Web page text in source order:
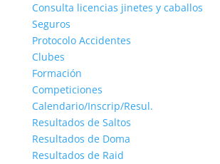
Consulta licencias jinetes y caballos
Seguros
Protocolo Accidentes
Clubes
Formación
Competiciones
Calendario/Inscrip/Resul.
Resultados de Saltos
Resultados de Doma
Resultados de Raid